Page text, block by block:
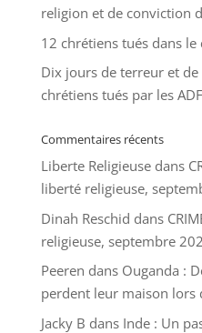
religion et de conviction
12 chrétiens tués dans
Dix jours de terreur et
chrétiens tués par les ADF
Commentaires récents
Liberte Religieusedans
liberté religieuse,
Dinah Reschid dans
religieuse, septembre
Peeren dans Ouganda :
perdent leur maison lors
Jacky B dans Inde : Un